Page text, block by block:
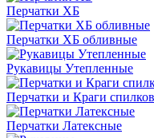
Перчатки ХБ
Перчатки ХБ обливные
Рукавицы Утепленные
Перчатки и Краги
Перчатки Латексные